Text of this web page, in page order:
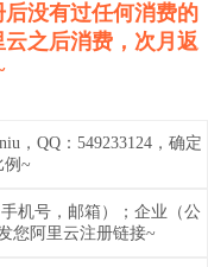
没有过任何消费的
之后消费，次月返
，QQ：549233124，确定
例~
机号，邮箱）；企业（公
您阿里云注册链接~